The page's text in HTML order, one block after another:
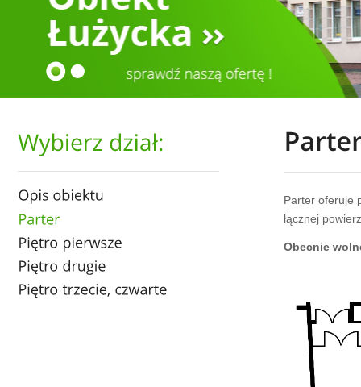
Parter oferuje
łącznej
Obecnie